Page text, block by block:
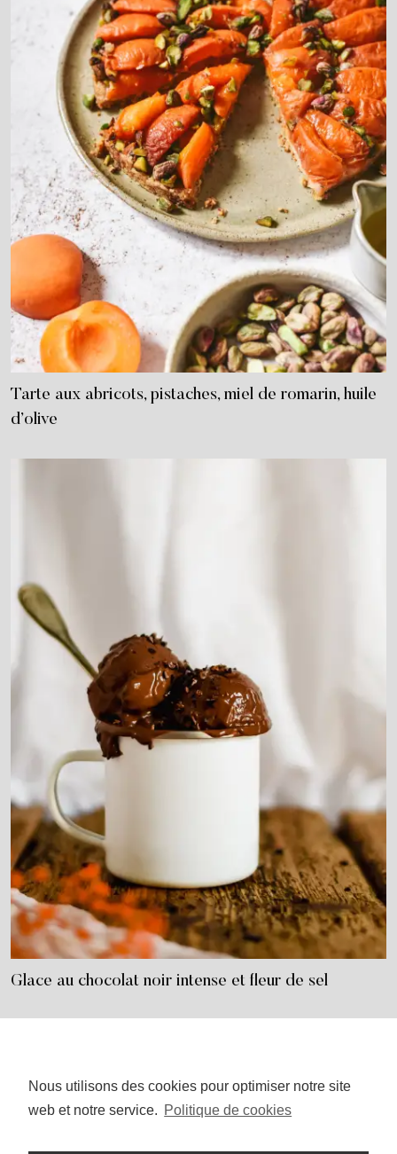
Nous utilisons des cookies pour optimiser notre site
web et notre service. Politique de cookies
Tarte aux abricots, pistaches, miel de romarin, huile
d’olive
Glace au chocolat noir intense et fleur de sel
I
n
s
P
i
n